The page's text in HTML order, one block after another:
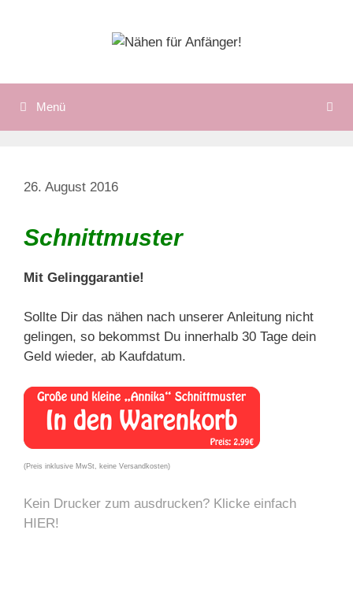
Menü
26. August 2016
Schnittmuster
Mit Gelinggarantie!
Sollte Dir das nähen nach unserer Anleitung nicht
gelingen, so bekommst Du innerhalb 30 Tage dein
Geld wieder, ab Kaufdatum.
(Preis inklusive MwSt, keine Versandkosten)
Kein Drucker zum ausdrucken? Klicke einfach
HIER!